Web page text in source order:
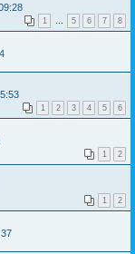
1 … 5 6 7 8
1 2 3 4 5 6
1 2
1 2